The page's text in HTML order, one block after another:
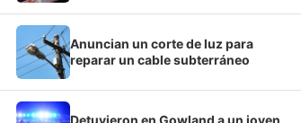
Anuncian un corte de luz para
reparar un cable subterráneo
Detuvieron en Gowland a un joven